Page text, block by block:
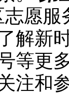
志愿
解新
等更
注和